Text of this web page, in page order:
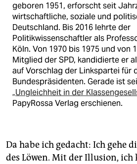
geboren 1951, erforscht seit
wirtschaftliche, soziale und
Deutschland. Bis 2016 lehrte der
Politikwissenschaftler als
Köln. Von 1970 bis 1975 und von
Mitglied der SPD, kandidierte er
auf Vorschlag der Linkspartei für
Bundespräsidenten. Gerade ist
„Ungleichheit in der
PapyRossa Verlag erschienen.
Da habe ich gedacht: Ich gehe
des Löwen. Mit der Illusion,